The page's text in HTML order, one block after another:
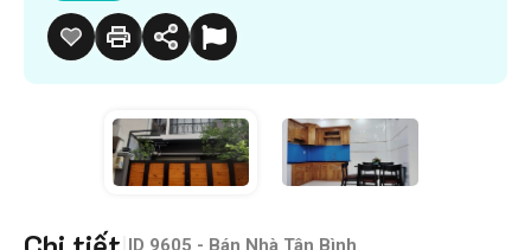
ID 9605 - Bán Nhà Tân Bình